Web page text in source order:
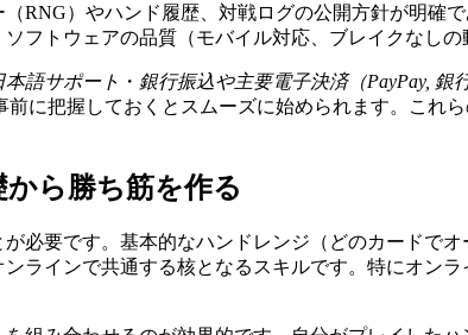
RNG）やハンド履歴、対戦ログの公開方針が明確
フトウェアの品質（モバイル対応、ブレイクなし
本語サポート ・ 銀行振込や主要電子決済（PayPay, 銀
に把握しておくとスムーズに始められます。これ
ら勝ち筋を作る
必要です。基本的なハンドレンジ（どのカードで
ラインで共通する核となるスキルです。特にオン